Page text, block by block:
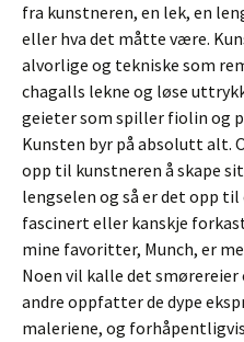
fra kunstneren, en lek, en
eller hva det måtte være.
alvorlige og tekniske som
chagalls lekne og løse
geieter som spiller fiolin og
Kunsten byr på absolutt alt.
opp til kunstneren å skape
lengselen og så er det opp
fascinert eller kanskje
mine favoritter, Munch, er
Noen vil kalle det smørereier
andre oppfatter de dype
maleriene, og